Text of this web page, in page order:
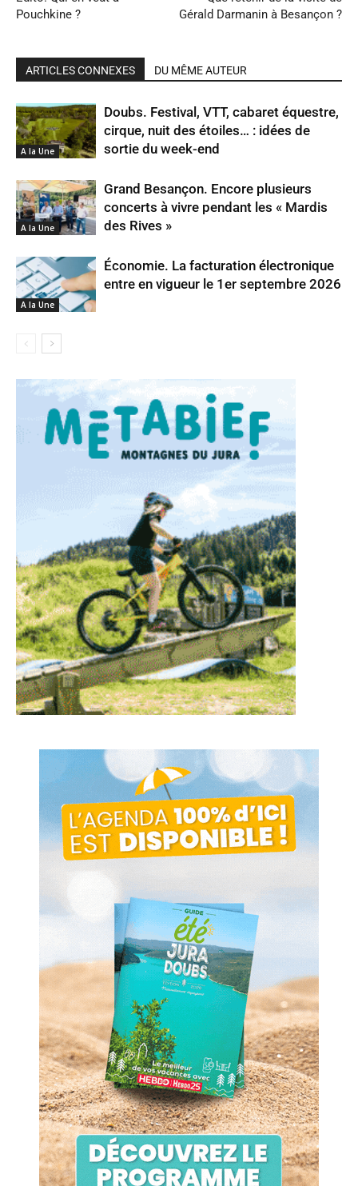
Pouchkine ?
Gérald Darmanin à Besançon ?
ARTICLES CONNEXES DU MÊME AUTEUR
A la Une
Doubs. Festival, VTT, cabaret équestre,
cirque, nuit des étoiles… : idées de
sortie du week-end
A la Une
Grand Besançon. Encore plusieurs
concerts à vivre pendant les « Mardis
des Rives »
A la Une
Économie. La facturation électronique
entre en vigueur le 1er septembre 2026